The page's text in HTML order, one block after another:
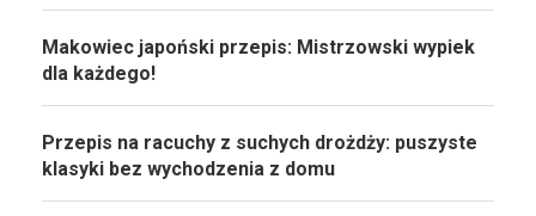
Makowiec japoński przepis: Mistrzowski wypiek
dla każdego!
Przepis na racuchy z suchych drożdży: puszyste
klasyki bez wychodzenia z domu